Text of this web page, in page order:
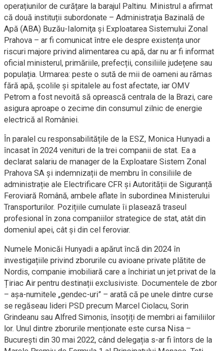
operațiunilor de curățare la barajul Paltinu. Ministrul a afirmat
că două instituții subordonate – Administraţia Bazinală de
Apă (ABA) Buzău-Ialomiţa şi Exploatarea Sistemului Zonal
Prahova – ar fi comunicat între ele despre existența unor
riscuri majore privind alimentarea cu apă, dar nu ar fi informat
oficial ministerul, primăriile, prefecții, consiliile județene sau
populația. Urmarea: peste o sută de mii de oameni au rămas
fără apă, școlile și spitalele au fost afectate, iar OMV
Petrom a fost nevoită să oprească centrala de la Brazi, care
asigura aproape o zecime din consumul zilnic de energie
electrică al României.
În paralel cu responsabilitățile de la ESZ, Monica Hunyadi a
încasat în 2024 venituri de la trei companii de stat. Ea a
declarat salariu de manager de la Exploatare Sistem Zonal
Prahova SA și indemnizații de membru în consiliile de
administrație ale Electrificare CFR și Autorității de Siguranță
Feroviară Română, ambele aflate în subordinea Ministerului
Transporturilor. Pozițiile cumulate îi plasează traseul
profesional în zona companiilor strategice de stat, atât din
domeniul apei, cât și din cel feroviar.
Numele Monicăi Hunyadi a apărut încă din 2024 în
investigațiile privind zborurile cu avioane private plătite de
Nordis, companie imobiliară care a închiriat un jet privat de la
Țiriac Air pentru destinații exclusiviste. Documentele de zbor
– așa-numitele „gendec-uri” – arată că pe unele dintre curse
se regăseau lideri PSD precum Marcel Ciolacu, Sorin
Grindeanu sau Alfred Simonis, însoțiți de membri ai familiilor
lor. Unul dintre zborurile menționate este cursa Nisa –
București din 30 mai 2022, când delegația s-ar fi întors de la